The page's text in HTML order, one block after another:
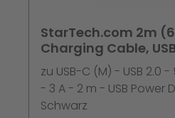
StarTech.com 2m
Charging Cable,
zu USB-C (M) - USB 2.0
- 3 A - 2 m - USB Power
Schwarz